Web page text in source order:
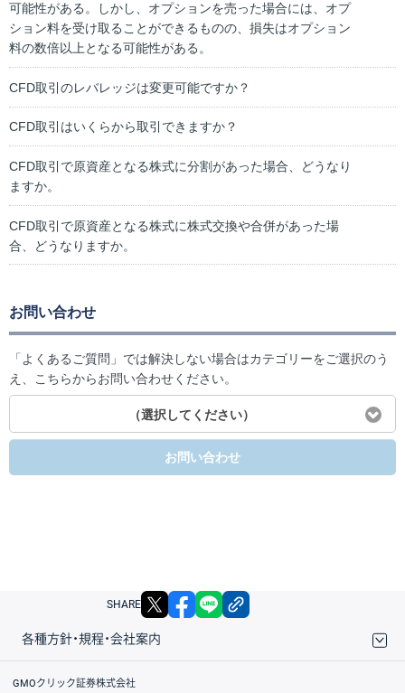
可能性がある。しかし、オプションを売った場合には、オプ
ション料を受け取ることができるものの、損失はオプション
料の数倍以上となる可能性がある。
CFD取引のレバレッジは変更可能ですか？
CFD取引はいくらから取引できますか？
CFD取引で原資産となる株式に分割があった場合、どうなり
ますか。
CFD取引で原資産となる株式に株式交換や合併があった場
合、どうなりますか。
お問い合わせ
「よくあるご質問」では解決しない場合はカテゴリーをご選択のう
え、こちらからお問い合わせください。
（選択してください）
お問い合わせ
SHARE X facebook
各種方針・規程・会社案内
取引規程・約款
サイトマップ
その他のご案内
個人情報保護方針
最良執行方針
サイトのご利用について
ディスクレイマー
信託保全
リスク説明
会社案内
GMOクリック証券株式会社